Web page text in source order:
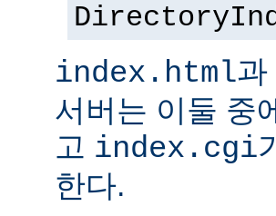
index.html과
서버는 이둘 중
고 index.cgi
한다.